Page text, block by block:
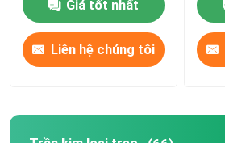
Nhà
Giá tốt nhất
Liên hệ chúng tôi